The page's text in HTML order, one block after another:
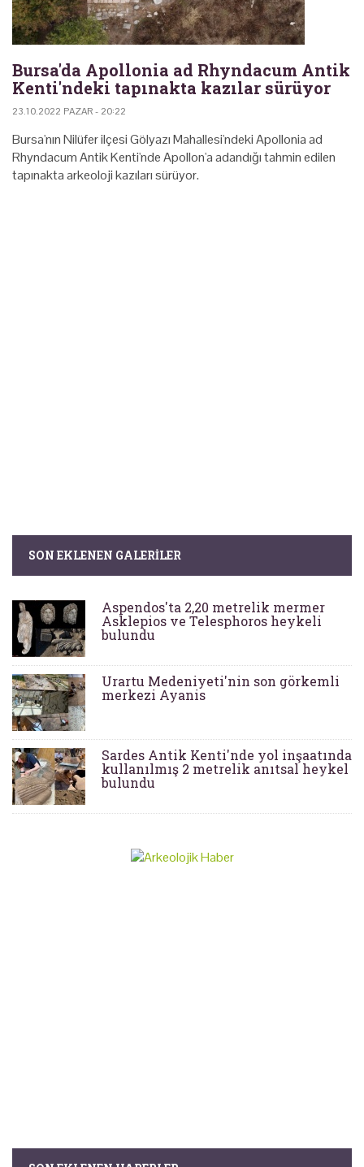
Bursa'da Apollonia ad Rhyndacum Antik
Kenti'ndeki tapınakta kazılar sürüyor
23.10.2022 PAZAR - 20:22
Bursa'nın Nilüfer ilçesi Gölyazı Mahallesi'ndeki Apollonia ad
Rhyndacum Antik Kenti'nde Apollon'a adandığı tahmin edilen
tapınakta arkeoloji kazıları sürüyor.
SON EKLENEN GALERILER
Aspendos'ta 2,20 metrelik mermer
Asklepios ve Telesphoros heykeli
bulundu
Urartu Medeniyeti'nin son görkemli
merkezi Ayanis
Sardes Antik Kenti'nde yol inşaatında
kullanılmış 2 metrelik anıtsal heykel
bulundu